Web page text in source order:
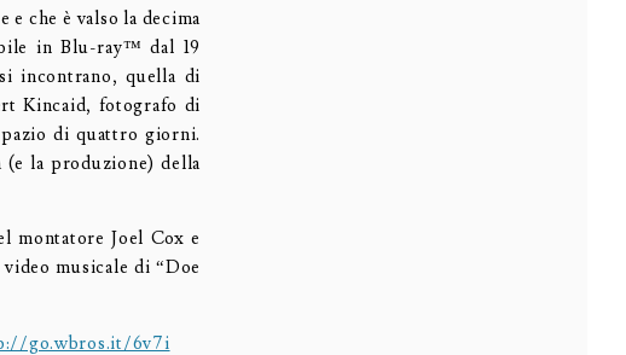
che è valso la decima
in Blu-ray™ dal 19
incontrano, quella di
Kincaid, fotografo di
di quattro giorni.
(e la produzione) della
Joel Cox e
musicale di “Doe
go.wbros.it/6v7i